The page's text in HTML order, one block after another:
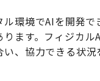
ル環境でAIを開発
ります。フィジカ
、協力できる状